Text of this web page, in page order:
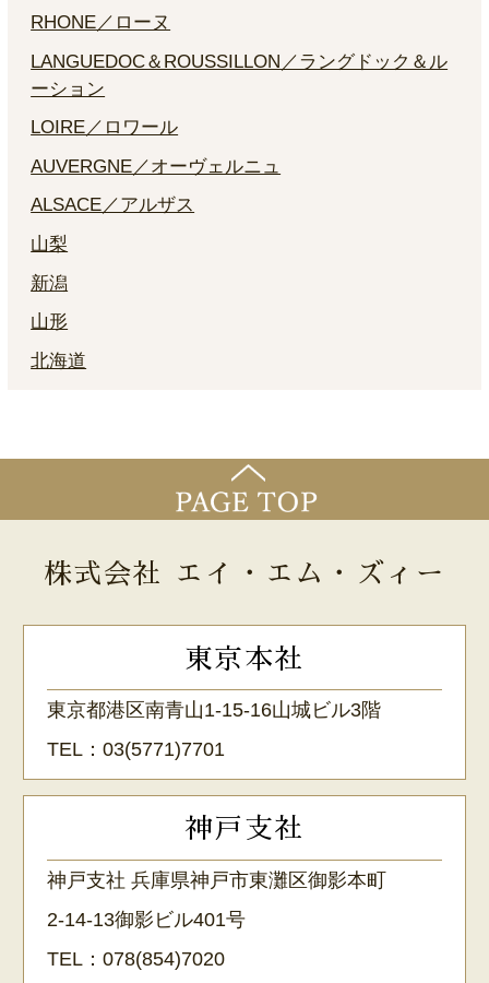
RHONE／ローヌ
LANGUEDOC＆ROUSSILLON／ラングドック＆ル
ーション
LOIRE／ロワール
AUVERGNE／オーヴェルニュ
ALSACE／アルザス
山梨
新潟
山形
北海道
株式会社 エイ・エム・ズィー
東京本社
東京都港区南青山1-15-16山城ビル3階
TEL：03(5771)7701
神戸支社
神戸支社 兵庫県神戸市東灘区御影本町
2-14-13御影ビル401号
TEL：078(854)7020